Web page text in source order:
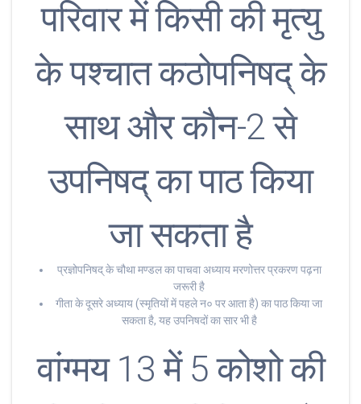
परिवार में किसी की मृत्यु
के पश्चात कठोपनिषद् के
साथ और कौन-2 से
उपनिषद् का पाठ किया
जा सकता है
प्रज्ञोपनिषद् के चौथा मण्डल का पाचवा अध्याय मरणोत्तर प्रकरण पढ़ना
जरूरी है
गीता के दूसरे अध्याय (स्मृतियों में पहले न० पर आता है) का पाठ किया जा
सकता है, यह उपनिषदों का सार भी है
वांग्मय 13 में 5 कोशो की